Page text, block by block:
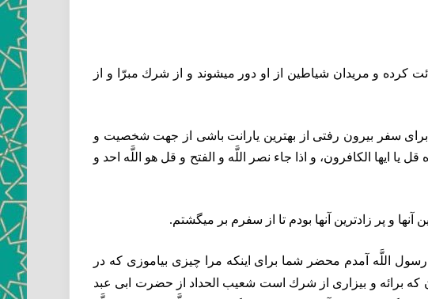
كرده و مريدان شياطين از او دور ميشوند و از شرك مبرّا و از
سفر بيرون رفتى از بهترين يارانت باشى از جهت شخصيت و
ايها الكافرون، و اذا جاء نصر اللَّه و الفتح و قل هو اللَّه احد و
و پر زادترين آنها بودم تا از سفرم بر ميگشتم.
اللَّه آمدم محضر شما براى اينكه‏ مرا چيزى بياموزى كه در
كه برائه و بيزارى از شرك است شعيب الحداد از حضرت ابى عبد